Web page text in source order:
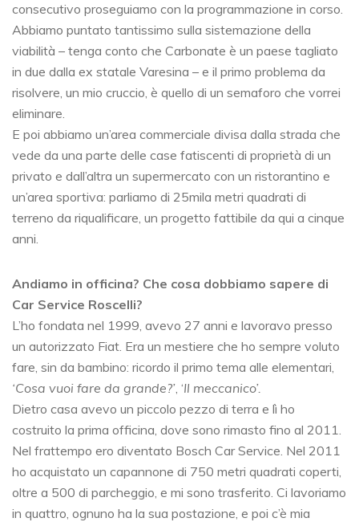
consecutivo proseguiamo con la programmazione in corso.
Abbiamo puntato tantissimo sulla sistemazione della
viabilità – tenga conto che Carbonate è un paese tagliato
in due dalla ex statale Varesina – e il primo problema da
risolvere, un mio cruccio, è quello di un semaforo che vorrei
eliminare.
E poi abbiamo un’area commerciale divisa dalla strada che
vede da una parte delle case fatiscenti di proprietà di un
privato e dall’altra un supermercato con un ristorantino e
un’area sportiva: parliamo di 25mila metri quadrati di
terreno da riqualificare, un progetto fattibile da qui a cinque
anni.
Andiamo in officina? Che cosa dobbiamo sapere di
Car Service Roscelli?
L’ho fondata nel 1999, avevo 27 anni e lavoravo presso
un autorizzato Fiat. Era un mestiere che ho sempre voluto
fare, sin da bambino: ricordo il primo tema alle elementari,
‘Cosa vuoi fare da grande?’, ‘Il meccanico’.
Dietro casa avevo un piccolo pezzo di terra e lì ho
costruito la prima officina, dove sono rimasto fino al 2011.
Nel frattempo ero diventato Bosch Car Service. Nel 2011
ho acquistato un capannone di 750 metri quadrati coperti,
oltre a 500 di parcheggio, e mi sono trasferito. Ci lavoriamo
in quattro, ognuno ha la sua postazione, e poi c’è mia